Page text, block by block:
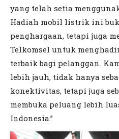
yang telah setia
Hadiah mobil listrik ini
penghargaan, tetapi juga
Telkomsel untuk
terbaik bagi pelanggan.
lebih jauh, tidak hanya
konektivitas, tetapi juga
membuka peluang lebih
Indonesia.”